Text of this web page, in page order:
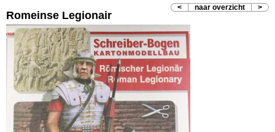
< naar overzicht >
Romeinse Legionair